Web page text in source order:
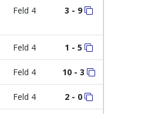
Feld 4 3 - 9
Feld 4 1 - 5
Feld 4 10 - 3
Feld 4 2 - 0